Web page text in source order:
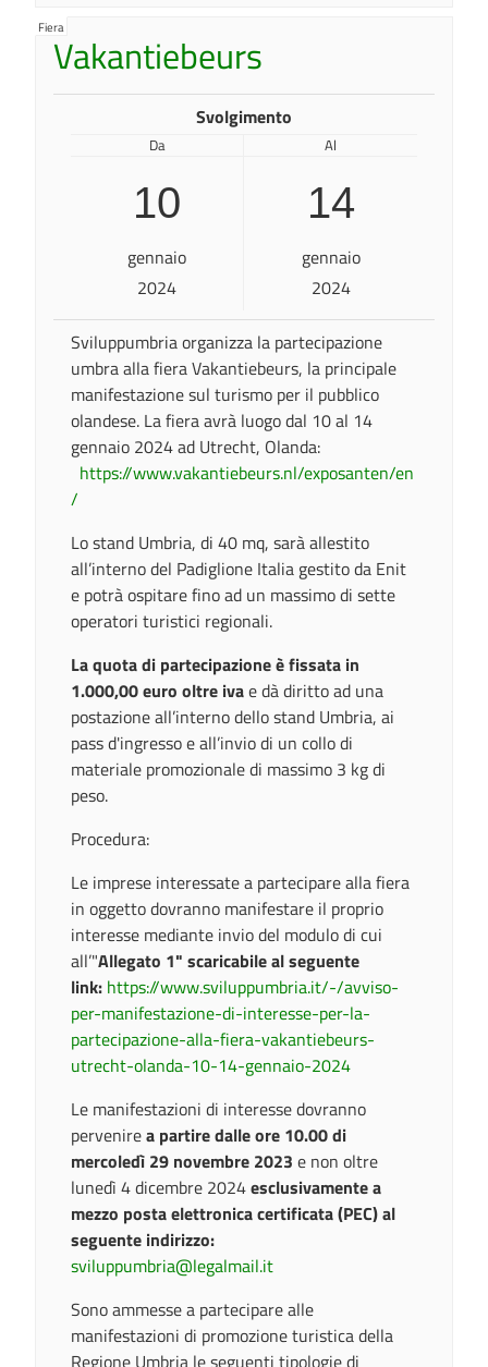
Fiera
Vakantiebeurs
Svolgimento
Da
10
gennaio
2024
Al
14
gennaio
2024
Sviluppumbria organizza la partecipazione
umbra alla fiera Vakantiebeurs, la principale
manifestazione sul turismo per il pubblico
olandese. La fiera avrà luogo dal 10 al 14
gennaio 2024 ad Utrecht, Olanda:
https://www.vakantiebeurs.nl/exposanten/en
/
Lo stand Umbria, di 40 mq, sarà allestito
all’interno del Padiglione Italia gestito da Enit
e potrà ospitare fino ad un massimo di sette
operatori turistici regionali.
La quota di partecipazione è fissata in
1.000,00 euro oltre ivae dà diritto ad una
postazione all’interno dello stand Umbria, ai
pass d'ingresso e all’invio di un collo di
materiale promozionale di massimo 3 kg di
peso.
Procedura:
Le imprese interessate a partecipare alla fiera
in oggetto dovranno manifestare il proprio
interesse mediante invio del modulo di cui
all’"Allegato 1" scaricabile al seguente
link: https://www.sviluppumbria.it/-/avviso-
per-manifestazione-di-interesse-per-la-
partecipazione-alla-fiera-vakantiebeurs-
utrecht-olanda-10-14-gennaio-2024
Le manifestazioni di interesse dovranno
pervenirea partire dalle ore 10.00 di
mercoledì 29 novembre 2023 e non oltre
lunedì 4 dicembre 2024esclusivamente a
mezzo posta elettronica certificata (PEC) al
seguente indirizzo:
sviluppumbria@legalmail.it
Sono ammesse a partecipare alle
manifestazioni di promozione turistica della
Regione Umbria le seguenti tipologie di